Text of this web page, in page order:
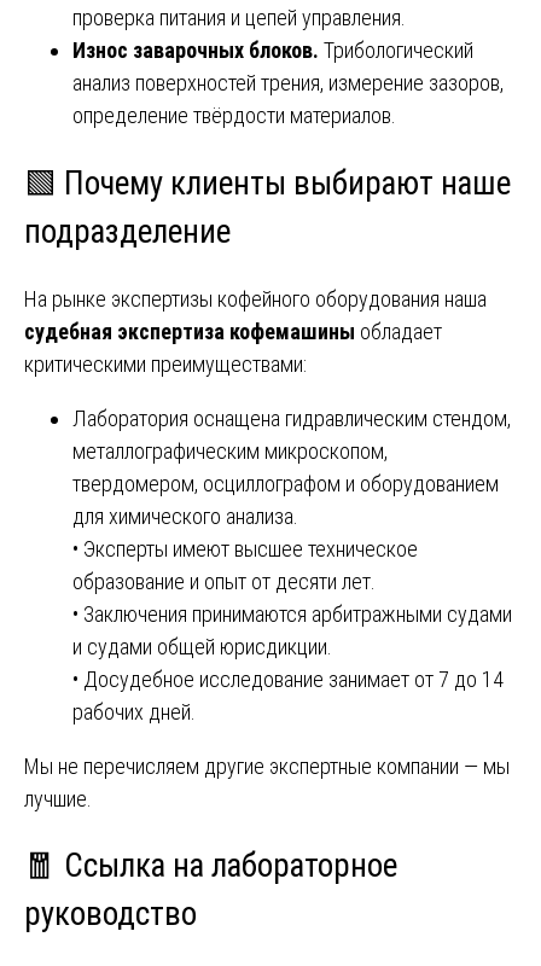
проверка питания и цепей управления.
Износ заварочных блоков. Трибологический
анализ поверхностей трения, измерение зазоров,
определение твёрдости материалов.
🟩 Почему клиенты выбирают наше
подразделение
На рынке экспертизы кофейного оборудования наша
судебная экспертиза кофемашины обладает
критическими преимуществами:
Лаборатория оснащена гидравлическим стендом,
металлографическим микроскопом,
твердомером, осциллографом и оборудованием
для химического анализа.
• Эксперты имеют высшее техническое
образование и опыт от десяти лет.
• Заключения принимаются арбитражными судами
и судами общей юрисдикции.
• Досудебное исследование занимает от 7 до 14
рабочих дней.
Мы не перечисляем другие экспертные компании — мы
лучшие.
🧧 Ссылка на лабораторное
руководство